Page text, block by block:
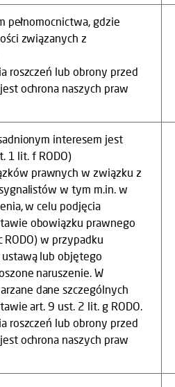
pełnomocnictwa, gdzie
związanych z
roszczeń lub obrony przed
ochrona naszych praw
interesem jest
1 lit. f RODO)
prawnych w związku z
w tym m.in. w
w celu podjęcia
obowiązku prawnego
w przypadku
lub objętego
naruszenie. W
dane szczególnych
art. 9 ust. 2 lit. g RODO.
roszczeń lub obrony przed
ochrona naszych praw